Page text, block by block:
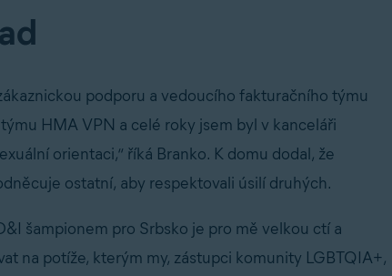
podporu a vedoucího fakturačního týmu
HMA VPN a celé roky jsem byl v kanceláři
orientaci,“ říká Branko. K domu dodal, že
ostatní, aby respektovali úsilí druhých.
šampionem pro Srbsko je pro mě velkou ctí a
na potíže, kterým my, zástupci komunity LGBTQIA+,